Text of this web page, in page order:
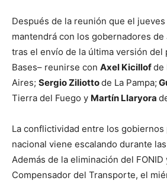
Después de la reunión que el
mantendrá con los gobernadores de
tras el envío de la última versión del
Bases– reunirse con Axel Kicillofde
Aires; Sergio Ziliottode La Pampa;
Tierra del Fuego y Martín Llaryora
La conflictividad entre los
nacional viene escalando durante
Además de la eliminación del FONID
Compensador del Transporte, el